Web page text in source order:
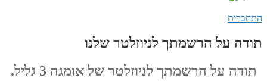
התחברות
תודה על הרשמתך לניוזלטר שלנו
תודה על הרשמתך לניוזלטר של אומגה 3 גליל.